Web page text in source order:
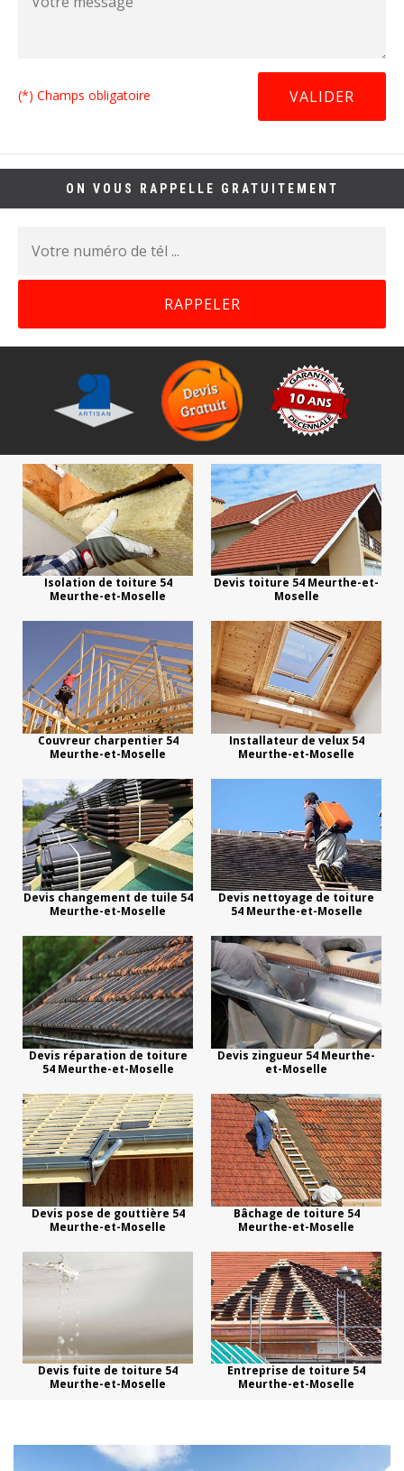
(*) Champs obligatoire
ON VOUS RAPPELLE GRATUITEMENT
Isolation de toiture 54
Meurthe-et-Moselle
Devis toiture 54 Meurthe-et-
Moselle
Couvreur charpentier 54
Meurthe-et-Moselle
Installateur de velux 54
Meurthe-et-Moselle
Devis changement de tuile 54
Meurthe-et-Moselle
Devis nettoyage de toiture
54 Meurthe-et-Moselle
Devis réparation de toiture
54 Meurthe-et-Moselle
Devis zingueur 54 Meurthe-
et-Moselle
Devis pose de gouttière 54
Meurthe-et-Moselle
Bâchage de toiture 54
Meurthe-et-Moselle
Devis fuite de toiture 54
Meurthe-et-Moselle
Entreprise de toiture 54
Meurthe-et-Moselle